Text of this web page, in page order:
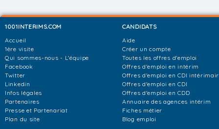
1001INTERIMS.COM
Accueil
1ère visite
Qui sommes-nous - L'équipe
Facebook
Twitter
Linkedin
Infos légales
Partenaires
Presse et Partenariat
Plan du site
CANDIDATS
Aide
Créer un compte
Toutes les offres d'emploi
Offres d'emploi en intérim
Offres d'emploi en CDI
Offres d'emploi en CDI
Offres d'emploi en CDD
Annuaire des agences intérim
Fiches métier
Blog emploi